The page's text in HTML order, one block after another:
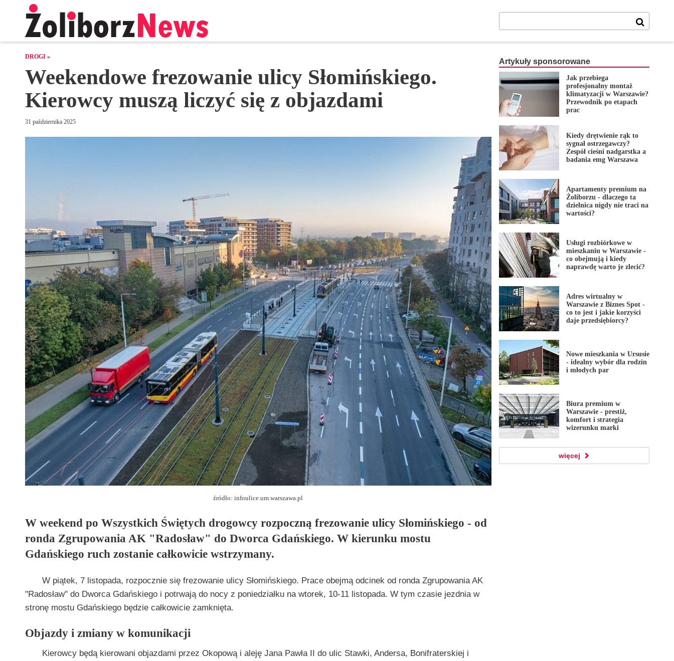
DROGI »
Weekendowe frezowanie ulicy Słomińskiego.
Kierowcy muszą liczyć się z objazdami
31 października 2025
źródło: infoulice.um.warszawa.pl
W weekend po Wszystkich Świętych drogowcy rozpoczną frezowanie ulicy Słomińskiego - od
ronda Zgrupowania AK "Radosław" do Dworca Gdańskiego. W kierunku mostu
Gdańskiego ruch zostanie całkowicie wstrzymany.
W piątek, 7 listopada, rozpocznie się frezowanie ulicy Słomińskiego. Prace obejmą odcinek od ronda Zgrupowania AK
"Radosław" do Dworca Gdańskiego i potrwają do nocy z poniedziałku na wtorek, 10-11 listopada. W tym czasie jezdnia w
stronę mostu Gdańskiego będzie całkowicie zamknięta.
Objazdy i zmiany w komunikacji
Kierowcy będą kierowani objazdami przez Okopową i aleję Jana Pawła II do ulic Stawki, Andersa, Bonifraterskiej i
Artykuły sponsorowane
Jak przebiega
profesjonalny montaż
klimatyzacji w Warszawie?
Przewodnik po etapach
prac
Kiedy drętwienie rąk to
sygnał ostrzegawczy?
Zespół cieśni nadgarstka a
badania emg Warszawa
Apartamenty premium na
Żoliborzu - dlaczego ta
dzielnica nigdy nie traci na
wartości?
Usługi rozbiórkowe w
mieszkaniu w Warszawie -
co obejmują i kiedy
naprawdę warto je zlecić?
Adres wirtualny w
Warszawie z Biznes Spot -
co to jest i jakie korzyści
daje przedsiębiorcy?
Nowe mieszkania w Ursusie
- idealny wybór dla rodzin
i młodych par
Biura premium w
Warszawie - prestiż,
komfort i strategia
wizerunku marki
więcej